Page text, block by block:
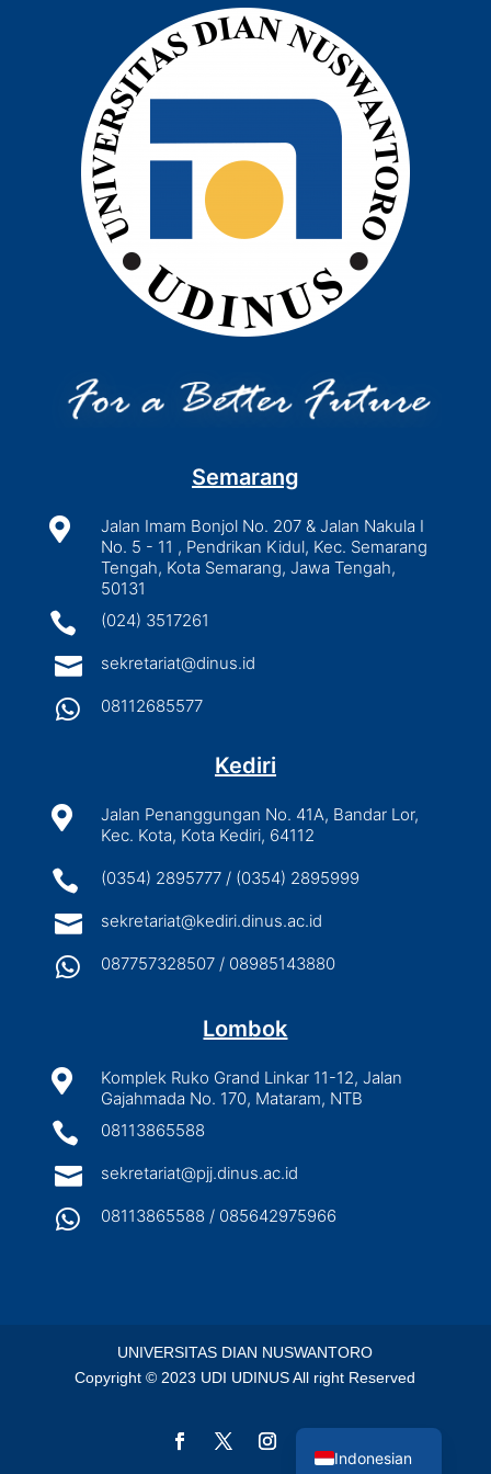
Semarang

Jalan Imam Bonjol No. 207 & Jalan Nakula I
No. 5 - 11 , Pendrikan Kidul, Kec. Semarang
Tengah, Kota Semarang, Jawa Tengah,
50131
 (024) 3517261
 sekretariat@dinus.id
 08112685577
Kediri

Jalan Penanggungan No. 41A, Bandar Lor,
Kec. Kota, Kota Kediri, 64112
 (0354) 2895777 / (0354) 2895999
 sekretariat@kediri.dinus.ac.id
 087757328507 / 08985143880
Lombok

Komplek Ruko Grand Linkar 11-12, Jalan
Gajahmada No. 170, Mataram, NTB
 08113865588
 sekretariat@pjj.dinus.ac.id
 08113865588 / 085642975966
UNIVERSITAS DIAN NUSWANTORO
Copyright © 2023 UDI UDINUS All right Reserved
Indonesian